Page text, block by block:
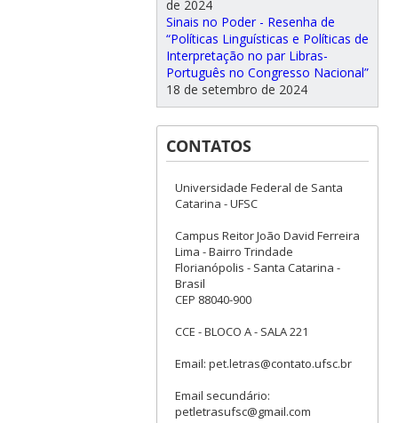
de 2024
Sinais no Poder - Resenha de
“Políticas Linguísticas e Políticas de
Interpretação no par Libras-
Português no Congresso Nacional”
18 de setembro de 2024
CONTATOS
Universidade Federal de Santa
Catarina - UFSC
Campus Reitor João David Ferreira
Lima - Bairro Trindade
Florianópolis - Santa Catarina -
Brasil
CEP 88040-900
CCE - BLOCO A - SALA 221
Email: pet.letras@contato.ufsc.br
Email secundário:
petletrasufsc@gmail.com